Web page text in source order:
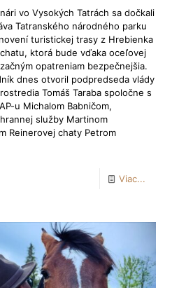
vo Vysokých Tatrách sa dočkali
Tatranského národného parku
turistickej trasy z Hrebienka
ktorá bude vďaka oceľovej
opatreniam bezpečnejšia.
dnes otvoril podpredseda vlády
Tomáš Taraba spoločne s
u Michalom Babničom,
služby Martinom
Reinerovej chaty Petrom
Viac...